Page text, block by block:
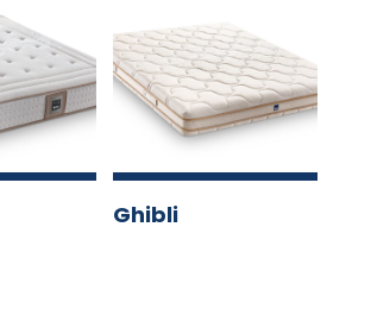
Ghibli